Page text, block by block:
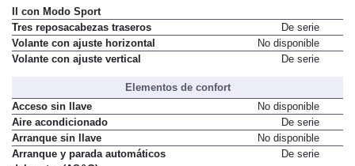
II con Modo Sport
Tres reposacabezas traseros
De serie
Volante con ajuste horizontal
No disponible
Volante con ajuste vertical
De serie
Elementos de confort
Acceso sin llave
No disponible
Aire acondicionado
De serie
Arranque sin llave
No disponible
Arranque y parada automáticos
De serie